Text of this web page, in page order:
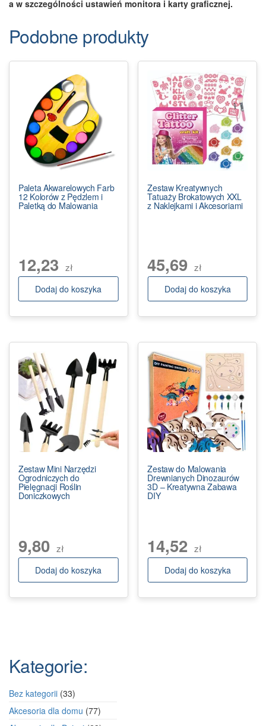
a w szczególności ustawień monitora i karty graficznej.
Podobne produkty
Paleta Akwarelowych Farb
12 Kolorów z Pędzlem i
Paletką do Malowania
12,23 zł
Dodaj do koszyka
Zestaw Kreatywnych
Tatuaży Brokatowych XXL
z Naklejkami i Akcesoriami
45,69 zł
Dodaj do koszyka
Zestaw Mini Narzędzi
Ogrodniczych do
Pielęgnacji Roślin
Doniczkowych
9,80 zł
Dodaj do koszyka
Zestaw do Malowania
Drewnianych Dinozaurów
3D – Kreatywna Zabawa
DIY
14,52 zł
Dodaj do koszyka
Kategorie:
Bez kategorii 3333
produkty
Akcesoria dla domu 7777
produktów